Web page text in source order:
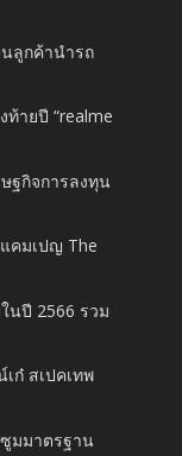
ลูกค้านำรถ
ายปี “realme
ฐกิจการลงทุน
คมเปญ The
นปี 2566 รวม
ก๋ สเปคเทพ
มมาตรฐาน